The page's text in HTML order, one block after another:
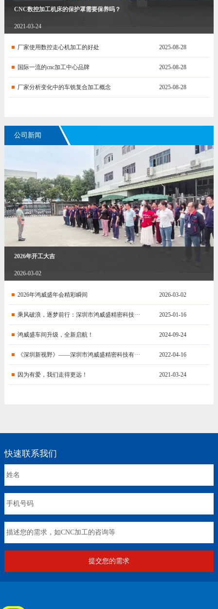
CNC数控加工机床的保护罩需要保养吗？
2021-03-24
厂家使用数控走心机加工的好处 2025-08-28
国际一流的cnc加工中心品牌 2025-08-28
厂家分析变化中的车铣复合加工概念 2025-08-28
公司新闻
2026年开工大吉
2026-03-02
2026年鸿威盛年会精彩瞬间 2026-03-02
乘风破浪，逐梦前行：深圳市鸿威盛精密科技··· 2025-01-16
鸿威盛车间升级，全新启航！ 2024-09-24
《深圳新视野》——深圳市鸿威盛精密科技有··· 2022-04-16
因为有爱，我们走得更远！ 2021-03-24
快速联系我们